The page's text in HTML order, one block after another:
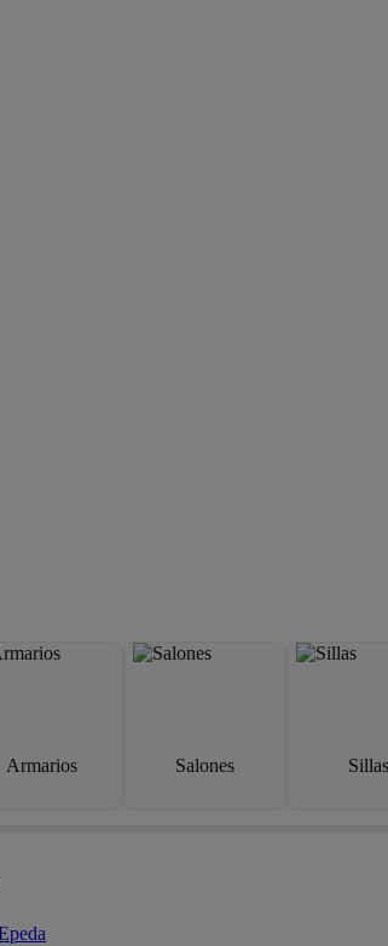
Armarios Salones Sillas